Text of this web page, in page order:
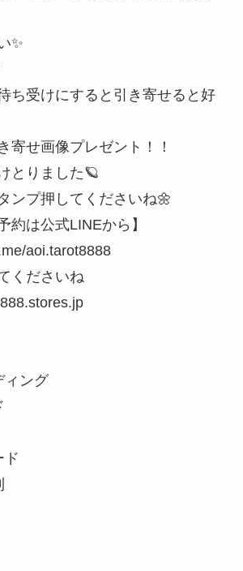
✨
ち受けにすると引き寄せると好
寄せ画像プレゼント！！
とりました🪐
ンプ押してくださいね🌼
約は公式LINEから】
aoi.tarot8888
みてくださいね
ィング
ド